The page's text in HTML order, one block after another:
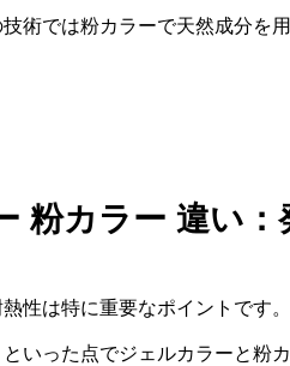
術では粉カラーで天然成分を
粉カラー 違い：
性は特に重要なポイントです
いった点でジェルカラーと粉